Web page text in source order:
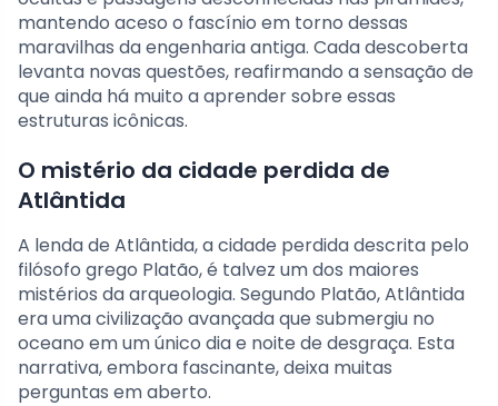
mantendo aceso o fascínio em torno dessas
maravilhas da engenharia antiga. Cada descoberta
levanta novas questões, reafirmando a sensação de
que ainda há muito a aprender sobre essas
estruturas icônicas.
O mistério da cidade perdida de
Atlântida
A lenda de Atlântida, a cidade perdida descrita pelo
filósofo grego Platão, é talvez um dos maiores
mistérios da arqueologia. Segundo Platão, Atlântida
era uma civilização avançada que submergiu no
oceano em um único dia e noite de desgraça. Esta
narrativa, embora fascinante, deixa muitas
perguntas em aberto.